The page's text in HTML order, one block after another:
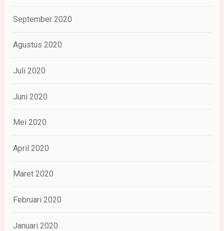
September 2020
Agustus 2020
Juli 2020
Juni 2020
Mei 2020
April 2020
Maret 2020
Februari 2020
Januari 2020